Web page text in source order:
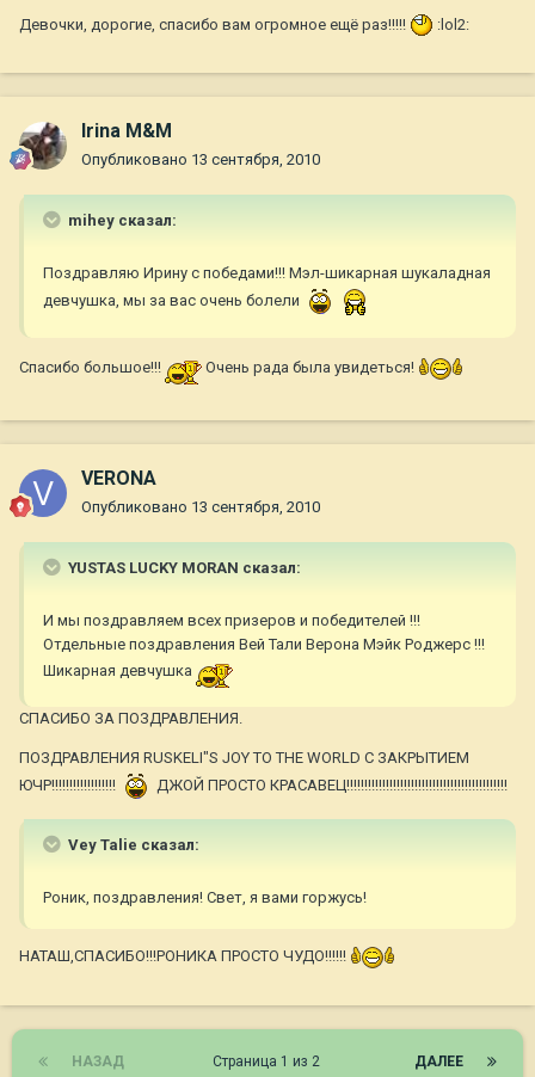
Девочки, дорогие, спасибо вам огромное ещё раз!!!!! :lol2:
Irina M&M
Опубликовано 13 сентября, 2010
mihey сказал:
Поздравляю Ирину с победами!!! Мэл-шикарная шукаладная
девчушка, мы за вас очень болели
Спасибо большое!!! Очень рада была увидеться!
VERONA
Опубликовано 13 сентября, 2010
YUSTAS LUCKY MORAN сказал:
И мы поздравляем всех призеров и победителей !!!
Отдельные поздравления Вей Тали Верона Мэйк Роджерс !!!
Шикарная девчушка
СПАСИБО ЗА ПОЗДРАВЛЕНИЯ.
ПОЗДРАВЛЕНИЯ RUSKELI"S JOY TO THE WORLD С ЗАКРЫТИЕМ
ЮЧР!!!!!!!!!!!!!!!!!!
ДЖОЙ ПРОСТО КРАСАВЕЦ!!!!!!!!!!!!!!!!!!!!!!!!!!!!!!!!!!!!!!!!!!!!!
Vey Talie сказал:
Роник, поздравления! Свет, я вами горжусь!
НАТАШ,СПАСИБО!!!РОНИКА ПРОСТО ЧУДО!!!!!!
НАЗАД ДАЛЕЕ
Страница 1 из 2